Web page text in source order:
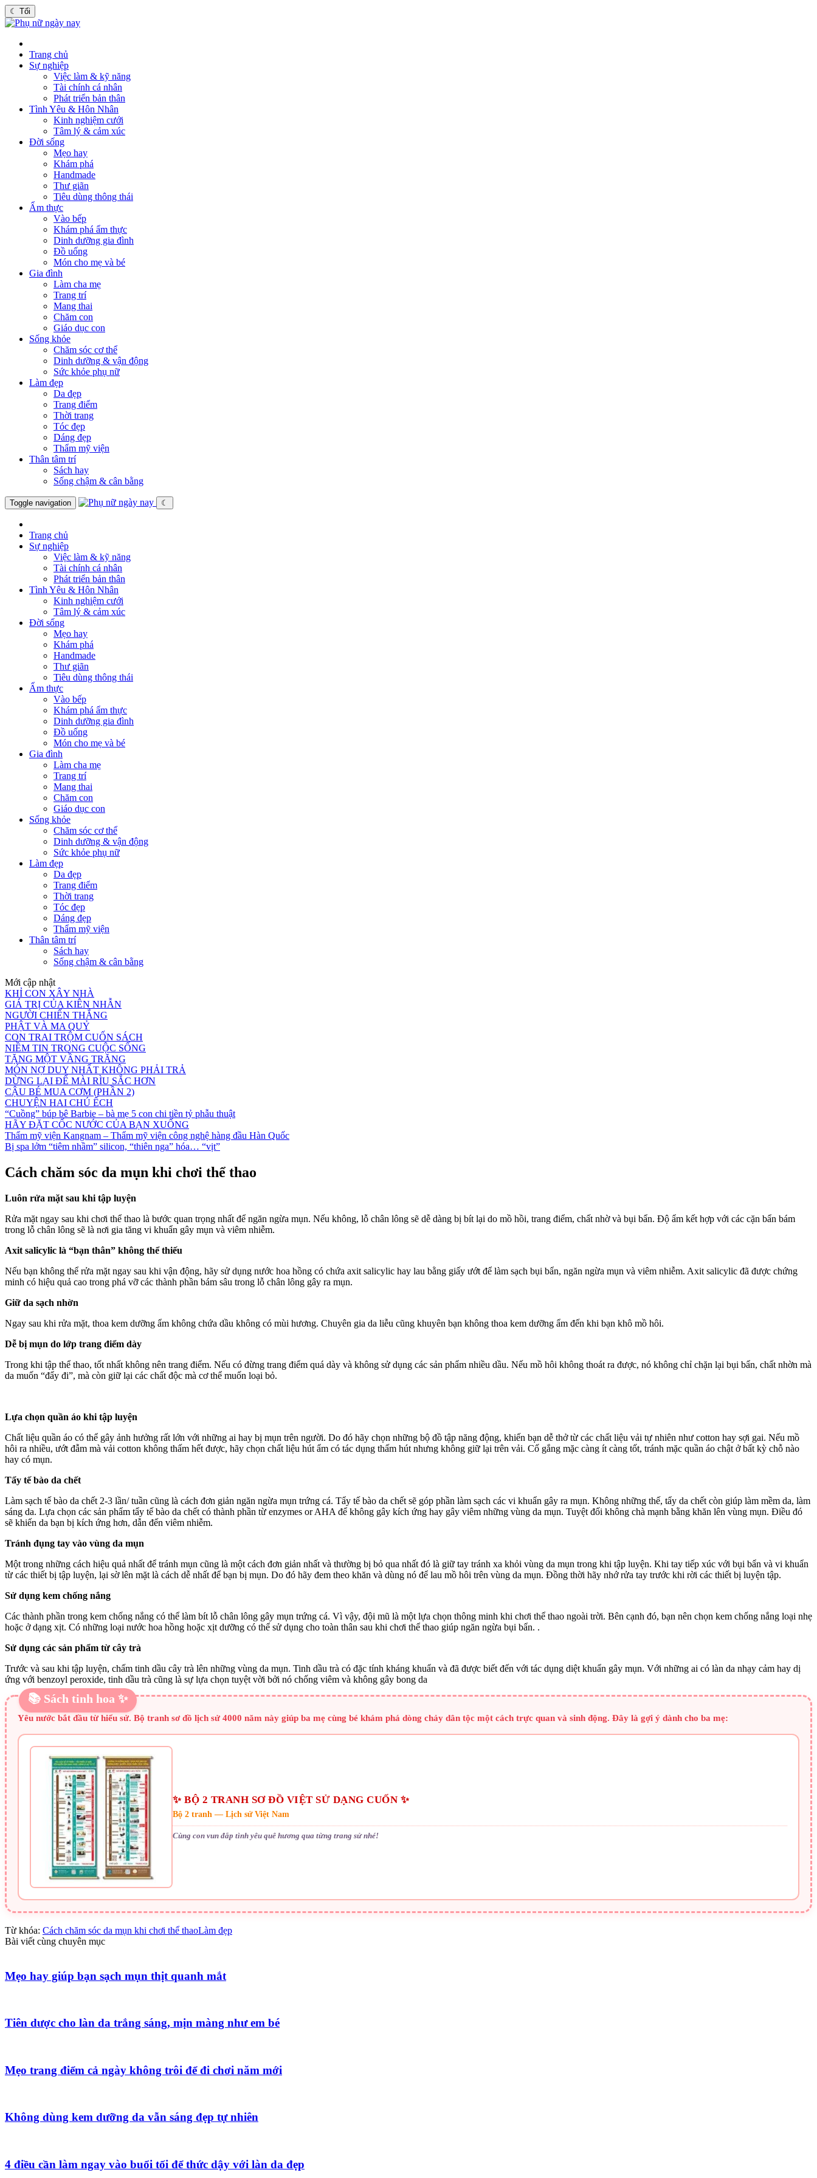
☾ Tối
Trang chủ
Sự nghiệp
Việc làm & kỹ năng
Tài chính cá nhân
Phát triển bản thân
Tình Yêu & Hôn Nhân
Kinh nghiệm cưới
Tâm lý & cảm xúc
Đời sống
Mẹo hay
Khám phá
Handmade
Thư giãn
Tiêu dùng thông thái
Ẩm thực
Vào bếp
Khám phá ẩm thực
Dinh dưỡng gia đình
Đồ uống
Món cho mẹ và bé
Gia đình
Làm cha mẹ
Trang trí
Mang thai
Chăm con
Giáo dục con
Sống khỏe
Chăm sóc cơ thể
Dinh dưỡng & vận động
Sức khỏe phụ nữ
Làm đẹp
Da đẹp
Trang điểm
Thời trang
Tóc đẹp
Dáng đẹp
Thẩm mỹ viện
Thân tâm trí
Sách hay
Sống chậm & cân bằng
Toggle navigation ☾
Trang chủ
Sự nghiệp
Việc làm & kỹ năng
Tài chính cá nhân
Phát triển bản thân
Tình Yêu & Hôn Nhân
Kinh nghiệm cưới
Tâm lý & cảm xúc
Đời sống
Mẹo hay
Khám phá
Handmade
Thư giãn
Tiêu dùng thông thái
Ẩm thực
Vào bếp
Khám phá ẩm thực
Dinh dưỡng gia đình
Đồ uống
Món cho mẹ và bé
Gia đình
Làm cha mẹ
Trang trí
Mang thai
Chăm con
Giáo dục con
Sống khỏe
Chăm sóc cơ thể
Dinh dưỡng & vận động
Sức khỏe phụ nữ
Làm đẹp
Da đẹp
Trang điểm
Thời trang
Tóc đẹp
Dáng đẹp
Thẩm mỹ viện
Thân tâm trí
Sách hay
Sống chậm & cân bằng
Mới cập nhật
KHỈ CON XÂY NHÀ
GIÁ TRỊ CỦA KIÊN NHẪN
NGƯỜI CHIẾN THẮNG
PHẬT VÀ MA QUỶ
CON TRAI TRỘM CUỐN SÁCH
NIỀM TIN TRONG CUỘC SỐNG
TẶNG MỘT VẦNG TRĂNG
MÓN NỢ DUY NHẤT KHÔNG PHẢI TRẢ
DỪNG LẠI ĐỂ MÀI RÌU SẮC HƠN
CẬU BÉ MUA CƠM (PHẦN 2)
CHUYỆN HAI CHÚ ẾCH
“Cuồng” búp bê Barbie – bà mẹ 5 con chi tiền tỷ phẫu thuật
HÃY ĐẶT CỐC NƯỚC CỦA BẠN XUỐNG
Thẩm mỹ viện Kangnam – Thẩm mỹ viện công nghệ hàng đầu Hàn Quốc
Bị spa lởm “tiêm nhầm” silicon, “thiên nga” hóa… “vịt”
Cách chăm sóc da mụn khi chơi thể thao
Luôn rửa mặt sau khi tập luyện
Rửa mặt ngay sau khi chơi thể thao là bước quan trọng nhất để ngăn ngừa mụn. Nếu không, lỗ chân lông sẽ dễ dàng bị bít lại do mồ hồi, trang điểm, chất nhờ và bụi bẩn. Độ ẩm kết hợp với các cặn bẩn bám
trong lỗ chân lông sẽ là nơi gia tăng vi khuẩn gây mụn và viêm nhiễm.
Axit salicylic là “bạn thân” không thể thiếu
Nếu bạn không thể rửa mặt ngay sau khi vận động, hãy sử dụng nước hoa hồng có chứa axit salicylic hay lau bằng giấy ướt để làm sạch bụi bẩn, ngăn ngừa mụn và viêm nhiễm. Axit salicylic đã được chứng
minh có hiệu quả cao trong phá vỡ các thành phần bám sâu trong lỗ chân lông gây ra mụn.
Giữ da sạch nhờn
Ngay sau khi rửa mặt, thoa kem dưỡng ẩm không chứa dầu không có mùi hương. Chuyên gia da liễu cũng khuyên bạn không thoa kem dưỡng ẩm đến khi bạn khô mồ hôi.
Dễ bị mụn do lớp trang điểm dày
Trong khi tập thể thao, tốt nhất không nên trang điểm. Nếu có đừng trang điểm quá dày và không sử dụng các sản phẩm nhiều dầu. Nếu mồ hôi không thoát ra được, nó không chỉ chặn lại bụi bẩn, chất nhờn mà
da muốn “đẩy đi”, mà còn giữ lại các chất độc mà cơ thể muốn loại bỏ.
Lựa chọn quần áo khi tập luyện
Chất liệu quần áo có thể gây ảnh hưởng rất lớn với những ai hay bị mụn trên người. Do đó hãy chọn những bộ đồ tập năng động, khiến bạn dễ thở từ các chất liệu vải tự nhiên như cotton hay sợi gai. Nếu mồ
hôi ra nhiều, ướt đẫm mà vải cotton không thấm hết được, hãy chọn chất liệu hút ẩm có tác dụng thấm hút nhưng không giữ lại trên vải. Cố gắng mặc càng ít càng tốt, tránh mặc quần áo chật ở bất kỳ chỗ nào
hay có mụn.
Tẩy tế bào da chết
Làm sạch tế bào da chết 2-3 lần/ tuần cũng là cách đơn giản ngăn ngừa mụn trứng cá. Tẩy tế bào da chết sẽ góp phần làm sạch các vi khuẩn gây ra mụn. Không những thế, tẩy da chết còn giúp làm mềm da, làm
sáng da. Lựa chọn các sản phẩm tẩy tế bào da chết có thành phần từ enzymes or AHA để không gây kích ứng hay gây viêm những vùng da mụn. Tuyệt đối không chà mạnh bằng khăn lên vùng mụn. Điều đó
sẽ khiến da bạn bị kích ứng hơn, dẫn đến viêm nhiễm.
Tránh đụng tay vào vùng da mụn
Một trong những cách hiệu quả nhất để tránh mụn cũng là một cách đơn giản nhất và thường bị bỏ qua nhất đó là giữ tay tránh xa khỏi vùng da mụn trong khi tập luyện. Khi tay tiếp xúc với bụi bẩn và vi khuẩn
từ các thiết bị tập luyện, lại sờ lên mặt là cách dễ nhất để bạn bị mụn. Do đó hãy đem theo khăn và dùng nó để lau mồ hôi trên vùng da mụn. Đồng thời hãy nhớ rửa tay trước khi rời các thiết bị luyện tập.
Sử dụng kem chống nắng
Các thành phần trong kem chống nắng có thể làm bít lỗ chân lông gây mụn trứng cá. Vì vậy, đội mũ là một lựa chọn thông minh khi chơi thể thao ngoài trời. Bên cạnh đó, bạn nên chọn kem chống nắng loại nhẹ
hoặc ở dạng xịt. Có những loại nước hoa hồng hoặc xịt dưỡng có thể sử dụng cho toàn thân sau khi chơi thể thao giúp ngăn ngừa bụi bẩn. .
Sử dụng các sản phẩm từ cây trà
Trước và sau khi tập luyện, chấm tinh dầu cây trà lên những vùng da mụn. Tinh dầu trà có đặc tính kháng khuẩn và đã được biết đến với tác dụng diệt khuẩn gây mụn. Với những ai có làn da nhạy cảm hay dị
ứng với benzoyl peroxide, tinh dầu trà cũng là sự lựa chọn tuyệt vời bởi nó chống viêm và không gây bong da
📚 Sách tinh hoa ✨
Yêu nước bắt đầu từ hiểu sử. Bộ tranh sơ đồ lịch sử 4000 năm này giúp ba mẹ cùng bé khám phá dòng chảy dân tộc một cách trực quan và sinh động. Đây là gợi ý dành cho ba mẹ:
✨ BỘ 2 TRANH SƠ ĐỒ VIỆT SỬ DẠNG CUỐN ✨
Bộ 2 tranh — Lịch sử Việt Nam
Cùng con vun đắp tình yêu quê hương qua từng trang sử nhé!
Từ khóa: Cách chăm sóc da mụn khi chơi thể thaoLàm đẹp
Bài viết cùng chuyên mục
Mẹo hay giúp bạn sạch mụn thịt quanh mắt
Tiên dược cho làn da trắng sáng, mịn màng như em bé
Mẹo trang điểm cả ngày không trôi để đi chơi năm mới
Không dùng kem dưỡng da vẫn sáng đẹp tự nhiên
4 điều cần làm ngay vào buổi tối để thức dậy với làn da đẹp